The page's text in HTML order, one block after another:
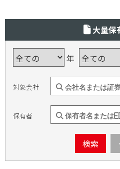
大量保
年
対象会社
保有者
検索